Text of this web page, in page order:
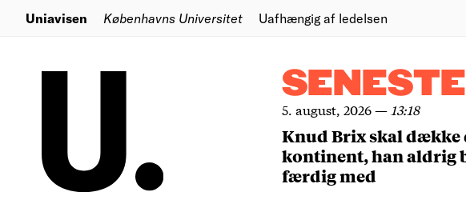
Uniavisen Københavns Universitet Uafhængig af ledelsen
SENESTE
5. august, 2026— 13:18
Knud Brix skal dække
kontinent, han aldrig
færdig med